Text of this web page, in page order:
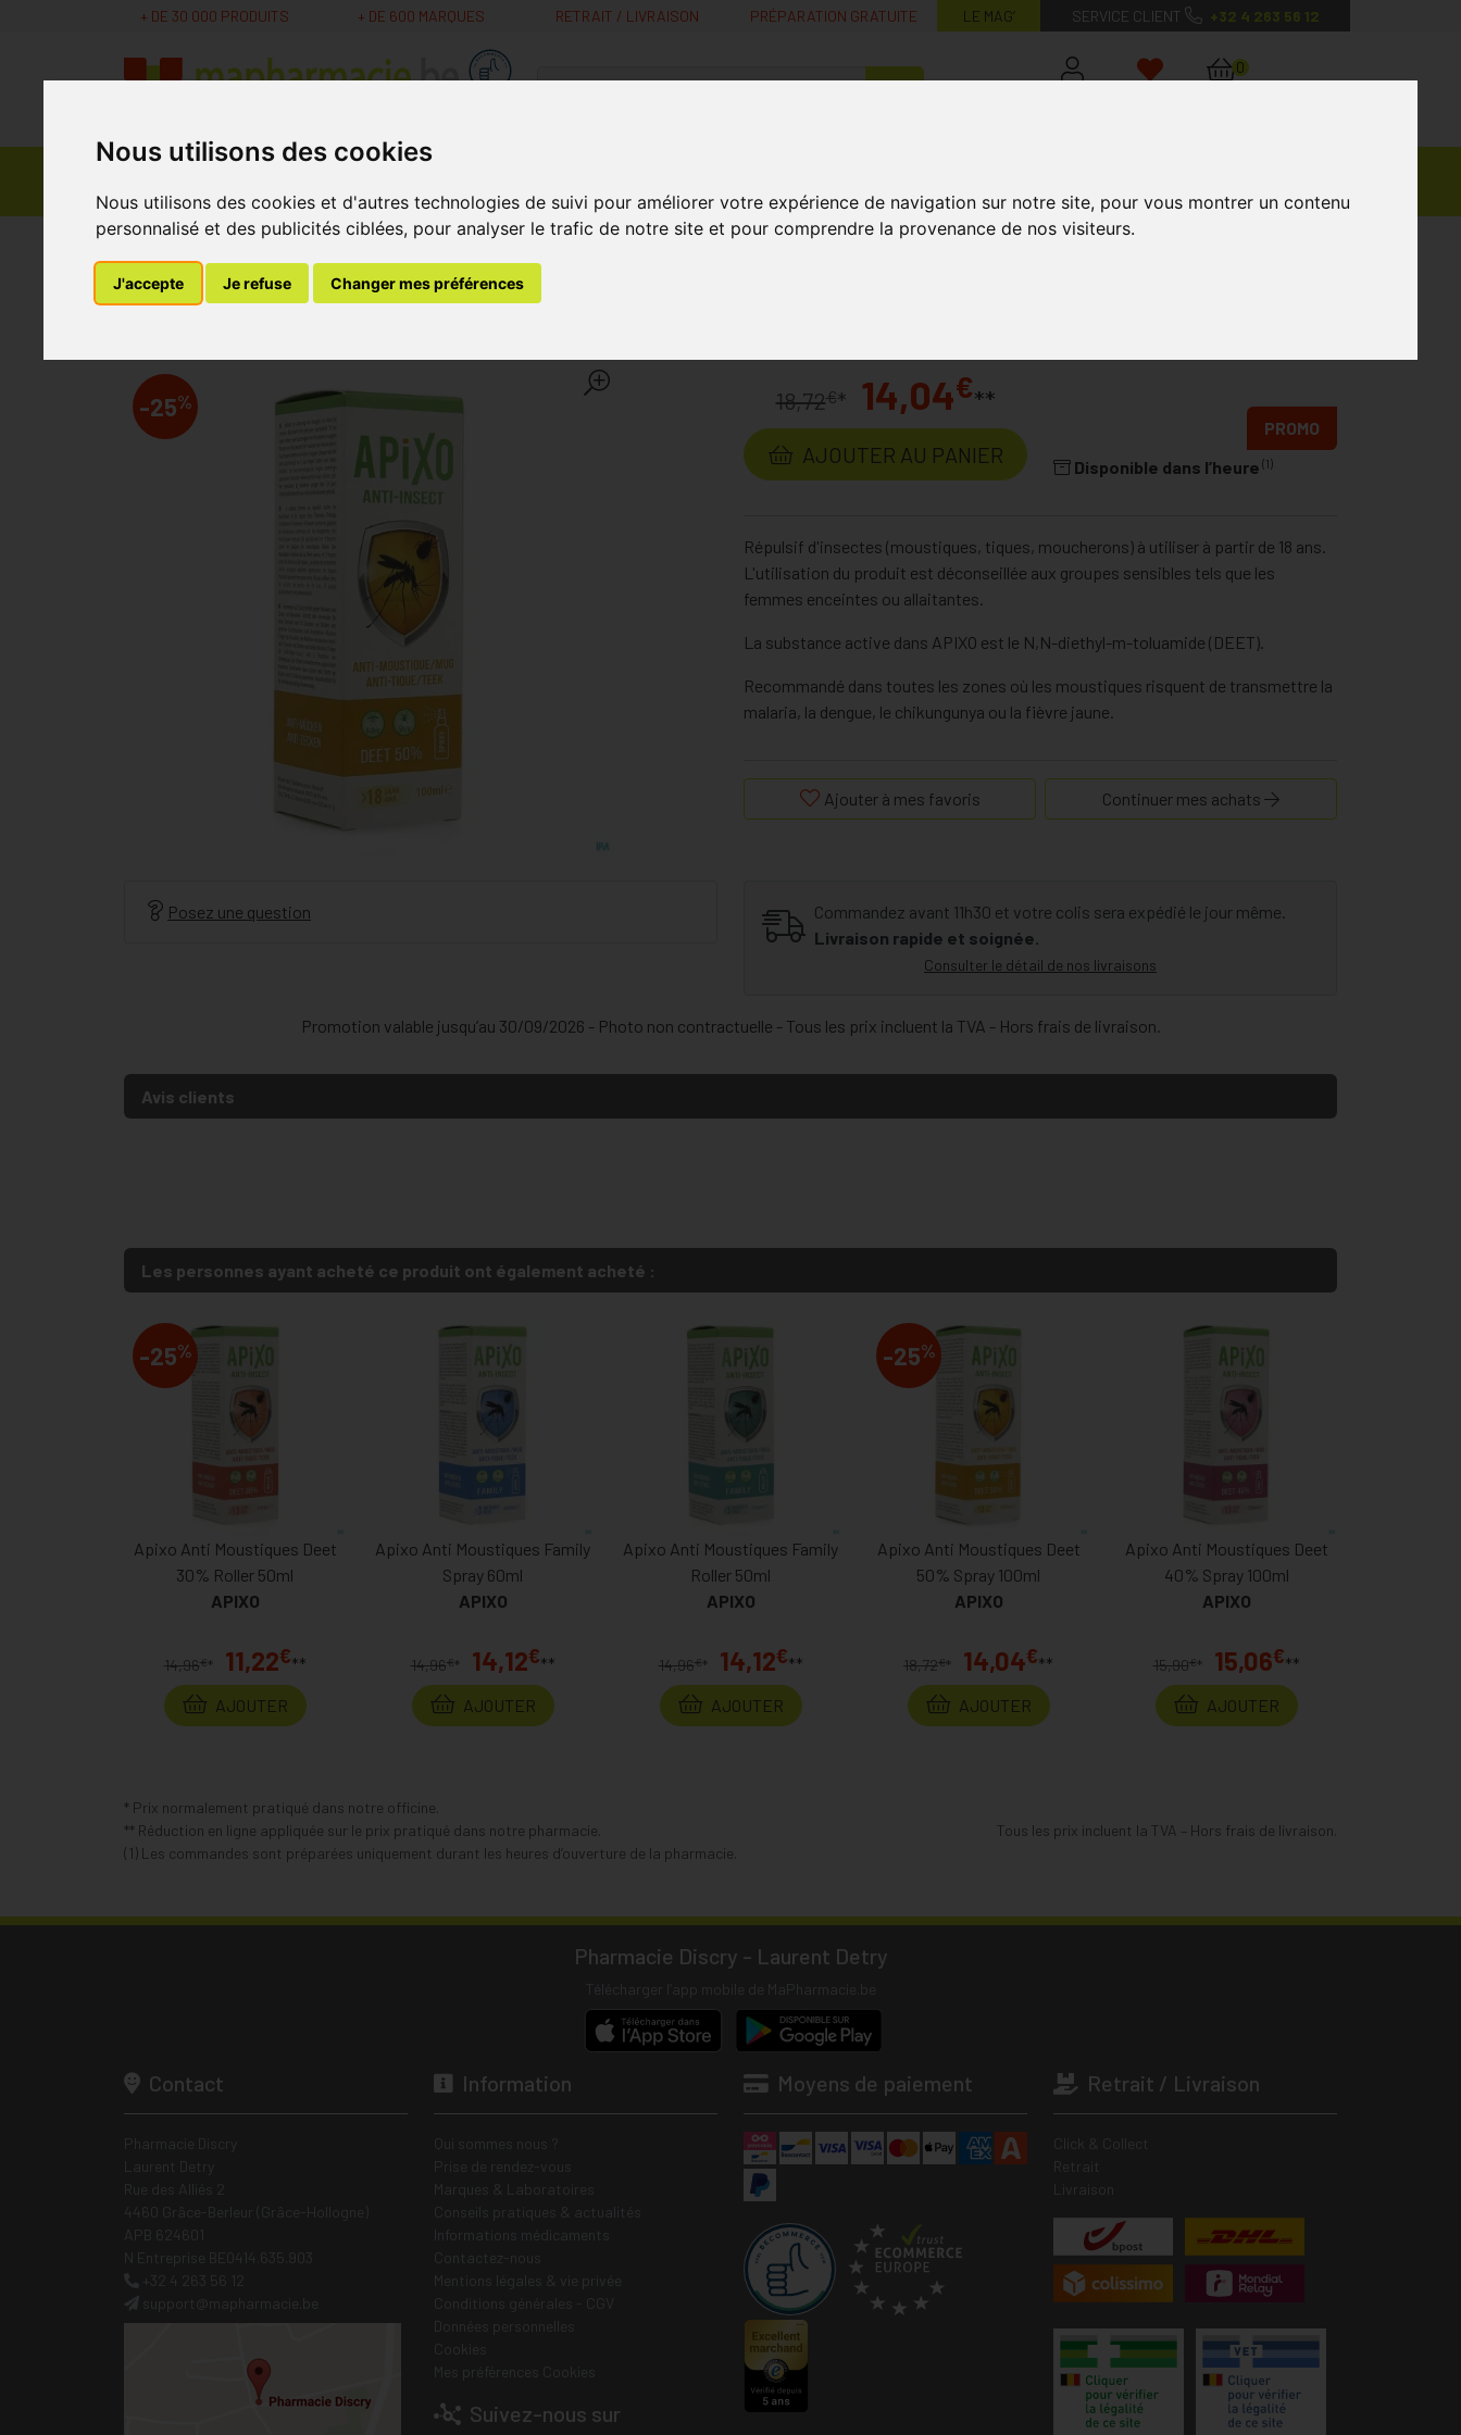
Nous utilisons des cookies
Nous utilisons des cookies et d'autres technologies de suivi pour améliorer votre expérience de navigation sur notre site, pour vous montrer un contenu
personnalisé et des publicités ciblées, pour analyser le trafic de notre site et pour comprendre la provenance de nos visiteurs.
J'accepte Je refuse Changer mes préférences
+ DE 30 000 PRODUITS + DE 600 MARQUES RETRAIT / LIVRAISON PRÉPARATION GRATUITE LE MAG’ SERVICE CLIENT +32 4 263 56 12
MaPharmacie.be ma santé, mes conseils, mes prix
0
Cosmétiques
Vitamines
Grossesse
naturelles
Privées
Parapharmacie - Cosmétiques Apixo Anti Moustiques Deet 50% Spray 100ml
Apixo Anti Moustiques Deet 50% Spray 100ml
-25% 18,72€* 14,04€**
AJOUTER AU PANIER
PROMO
Disponible dans l’heure (1)
Répulsif d'insectes (moustiques, tiques, moucherons) à utiliser à partir de 18 ans.
L'utilisation du produit est déconseillée aux groupes sensibles tels que les
femmes enceintes ou allaitantes.
La substance active dans APIXO est le N,N-diethyl-m-toluamide (DEET).
Recommandé dans toutes les zones où les moustiques risquent de transmettre la
malaria, la dengue, le chikungunya ou la fièvre jaune.
Ajouter à mes favoris Continuer mes achats
Posez une question
Commandez avant 11h30 et votre colis sera expédié le jour même.
Livraison rapide et soignée.
Consulter le détail de nos livraisons
Promotion valable jusqu’au 30/09/2026 - Photo non contractuelle - Tous les prix incluent la TVA - Hors frais de livraison.
Avis clients
Les personnes ayant acheté ce produit ont également acheté :
-25%
Apixo Anti Moustiques Deet
30% Roller 50ml
APIXO
14,96€ * 11,22€**
AJOUTER
Apixo Anti Moustiques Family
Spray 60ml
APIXO
14,96€ * 14,12€**
AJOUTER
Apixo Anti Moustiques Family
Roller 50ml
APIXO
14,96€ * 14,12€**
AJOUTER
-25%
Apixo Anti Moustiques Deet
50% Spray 100ml
APIXO
18,72€* 14,04€**
AJOUTER
Apixo Anti Moustiques Deet
40% Spray 100ml
APIXO
15,90€ * 15,06€**
AJOUTER
* Prix normalement pratiqué dans notre officine.
** Réduction en ligne appliquée sur le prix pratiqué dans notre pharmacie.
(1) Les commandes sont préparées uniquement durant les heures d’ouverture de la pharmacie.
Tous les prix incluent la TVA – Hors frais de livraison.
Pharmacie Discry - Laurent Detry
Contact Information
Suivez-nous sur
Moyens de paiement Retrait / Livraison